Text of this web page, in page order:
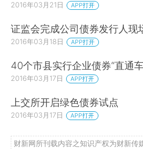
2016年03月21日 APP打开
证监会完成公司债券发行人现
2016年03月18日 APP打开
40个市县实行企业债券“直通
2016年03月17日 APP打开
上交所开启绿色债券试点
2016年03月17日 APP打开
财新网所刊载内容之知识产权为财新传